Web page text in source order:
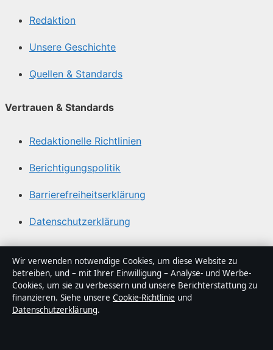
Redaktion
Unsere Geschichte
Quellen & Standards
Vertrauen & Standards
Redaktionelle Richtlinien
Berichtigungspolitik
Barrierefreiheitserklärung
Datenschutzerklärung
Über Gegenwart24 in Kürze
Gegenwart24 ist ein unabhängiger digitaler
Nachrichtenanbieter mit Fokus auf Politik, Wirtschaft,
Technik und Gesellschaft in Deutschland. Jeder Artikel
Wir verwenden notwendige Cookies, um diese Website zu
betreiben, und – mit Ihrer Einwilligung – Analyse- und Werbe-
Cookies, um sie zu verbessern und unsere Berichterstattung zu
finanzieren. Siehe unsere Cookie-Richtlinie und
Datenschutzerklärung.